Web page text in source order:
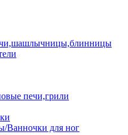
печи,грили
Ванночки для ног